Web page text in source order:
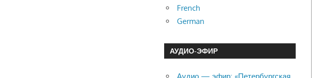
French
German
АУДИО-ЭФИР